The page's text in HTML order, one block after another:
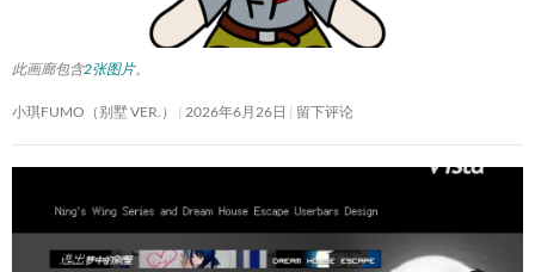
此画廊包含2张图片。
小琪FUMO（别墅 VER.） 2026年6月26日 留下评论